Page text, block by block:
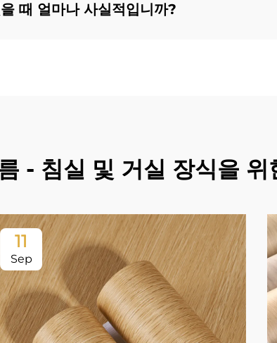
때 얼마나 사실적입니까?
- 침실 및 거실 장식을 위
11
Sep